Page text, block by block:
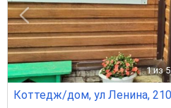
1 из 5
Коттедж/дом, ул Ленина,